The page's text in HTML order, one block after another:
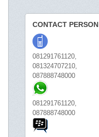
CONTACT PERSON
081291761120,
081324707210,
087888748000
081291761120,
087888748000